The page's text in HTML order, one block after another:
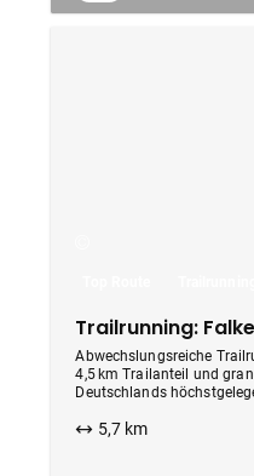
Trailrunning:
Abwechslungsreiche
4,5 km Trailanteil und
Deutschlands
5,7 km